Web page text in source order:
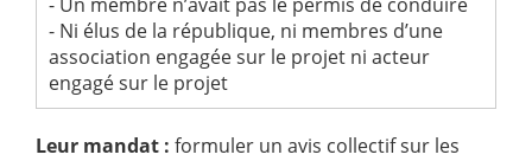
- Ni élus de la république, ni membres d’une
association engagée sur le projet ni acteur
engagé sur le projet
Leur mandat : formuler un avis collectif sur les